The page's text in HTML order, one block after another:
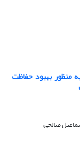
منظور بهبود حفاظت
صالحی